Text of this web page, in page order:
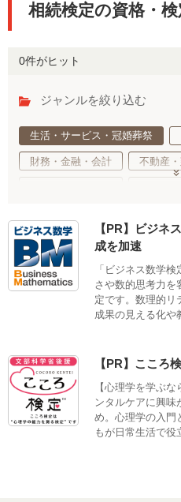
相続検定の資格・検
0件がヒット
ジャンルを絞り込む
生活・サービス・冠婚葬祭
財務・金融・会計 不動産
ご当地・娯楽 工業・技術
美容・ファッション デザ
語学・国際ビジネス サス
車両・航空・船舶・無線
【PR】ビジネ
成を加速
「ビジネス数学
さや数的思考力を
定です。数理的リ
成果の見える化や
【PR】こころ
【心理学を学ぶ
ンタルケアに興味
め。心理学の入門
もが日常生活で役